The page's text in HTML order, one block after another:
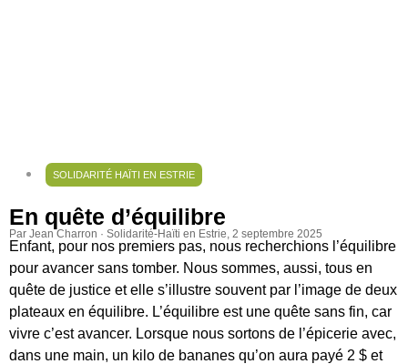
SOLIDARITÉ HAÏTI EN ESTRIE
En quête d’équilibre
Par Jean Charron · Solidarité-Haïti en Estrie , 2 septembre 2025
Enfant, pour nos premiers pas, nous recherchions l’équilibre
pour avancer sans tomber. Nous sommes, aussi, tous en
quête de justice et elle s’illustre souvent par l’image de deux
plateaux en équilibre. L’équilibre est une quête sans fin, car
vivre c’est avancer. Lorsque nous sortons de l’épicerie avec,
dans une main, un kilo de bananes qu’on aura payé 2 $ et